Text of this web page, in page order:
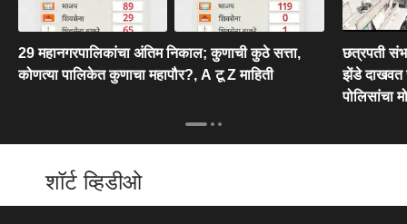
29 महानगरपालिकांचा अंतिम निकाल; कुणाची कुठे सत्ता,
कोणत्या पालिकेत कुणाचा महापौर?, A टू Z माहिती
छत्रपती
झेंडे दाखवत
पोलिसांचा
शॉर्ट व्हिडीओ